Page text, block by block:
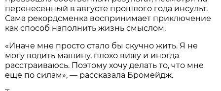
перенесенный в августе прошлого года инсульт.
Сама рекордсменка воспринимает приключение
как способ наполнить жизнь смыслом.
«Иначе мне просто стало бы скучно жить. Я не
могу водить машину, плохо вижу и иногда
расстраиваюсь. Поэтому хочу делать то, что мне
еще по силам», — рассказала Бромейдж.